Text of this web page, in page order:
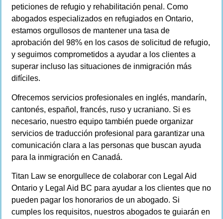
peticiones de refugio y rehabilitación penal. Como
abogados especializados en refugiados en Ontario,
estamos orgullosos de mantener una tasa de
aprobación del 98% en los casos de solicitud de refugio,
y seguimos comprometidos a ayudar a los clientes a
superar incluso las situaciones de inmigración más
difíciles.
Ofrecemos servicios profesionales en inglés, mandarín,
cantonés, español, francés, ruso y ucraniano. Si es
necesario, nuestro equipo también puede organizar
servicios de traducción profesional para garantizar una
comunicación clara a las personas que buscan ayuda
para la inmigración en Canadá.
Titan Law se enorgullece de colaborar con Legal Aid
Ontario y Legal Aid BC para ayudar a los clientes que no
pueden pagar los honorarios de un abogado. Si
cumples los requisitos, nuestros abogados te guiarán en